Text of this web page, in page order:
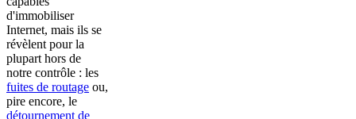
d'immobiliser
Internet, mais ils se
révèlent pour la
plupart hors de
notre contrôle : les
fuites de routage ou,
pire encore, le
détournement de